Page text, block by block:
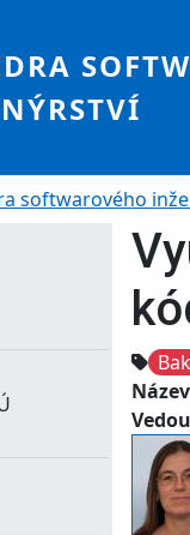
softwarového